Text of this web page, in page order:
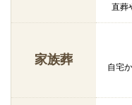
直葬
家族葬
自宅